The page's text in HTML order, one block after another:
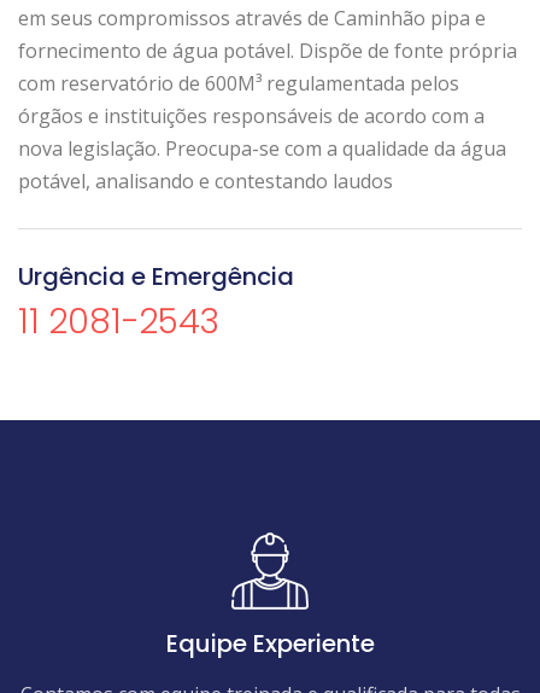
em seus compromissos através de Caminhão pipa e
fornecimento de água potável. Dispõe de fonte própria
com reservatório de 600M³ regulamentada pelos
órgãos e instituições responsáveis de acordo com a
nova legislação. Preocupa-se com a qualidade da água
potável, analisando e contestando laudos
Urgência e Emergência
11 2081-2543
Equipe Experiente